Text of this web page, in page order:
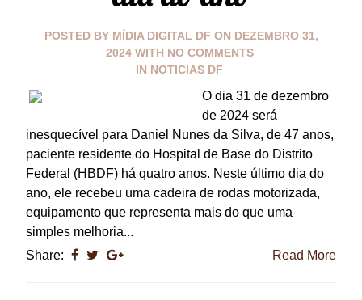
POSTED BY MÍDIA DIGITAL DF ON DEZEMBRO 31,
2024WITH NO COMMENTS
IN NOTICIAS DF
O dia 31 de dezembro
de 2024 será
inesquecível para Daniel Nunes da Silva, de 47 anos,
paciente residente do Hospital de Base do Distrito
Federal (HBDF) há quatro anos. Neste último dia do
ano, ele recebeu uma cadeira de rodas motorizada,
equipamento que representa mais do que uma
simples melhoria...
Share:
Read More